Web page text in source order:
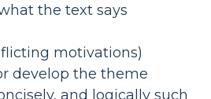
the text says
motivations)
develop the theme
and logically such